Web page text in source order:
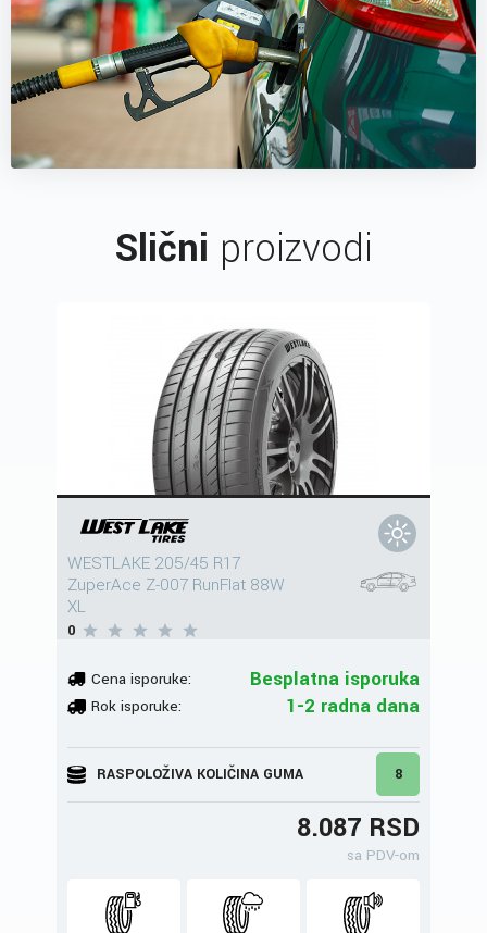
Slični proizvodi
WESTLAKE 205/45 R17
ZuperAce Z-007 RunFlat 88W
XL
0
Cena isporuke: Besplatna isporuka
Rok isporuke: 1-2 radna dana
RASPOLOŽIVA KOLIČINA GUMA 8
8.087 RSD
sa PDV-om